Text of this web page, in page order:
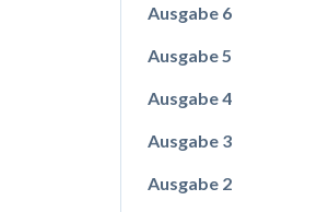
Ausgabe 6
Ausgabe 5
Ausgabe 4
Ausgabe 3
Ausgabe 2